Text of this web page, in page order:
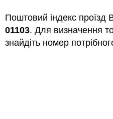
Поштовий індекс проїзд
01103. Для визначення
знайдіть номер